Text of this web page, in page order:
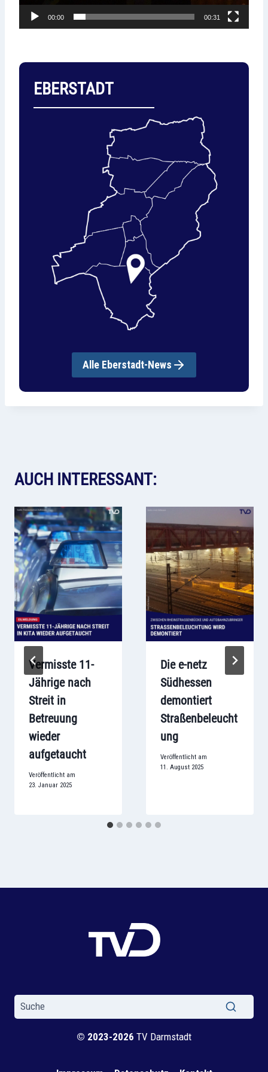
00:00 00:31
EBERSTADT
Alle Eberstadt-News
AUCH INTERESSANT:
Vermisste 11-
Jährige nach
Streit in
Betreuung
wieder
aufgetaucht
Veröffentlicht am
23. Januar 2025
Die e-netz
Südhessen
demontiert
Straßenbeleucht
ung
Veröffentlicht am
11. August 2025
© 2023-2026 TV Darmstadt